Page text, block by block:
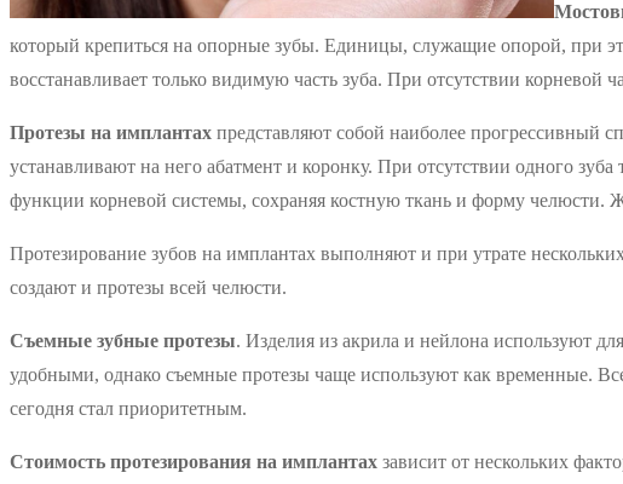
который крепиться на опорные зубы. Единицы, служащие опорой, при
восстанавливает только видимую часть зуба. При отсутствии корневой
Протезы на имплантах представляют собой наиболее прогрессивный
устанавливают на него абатмент и коронку. При отсутствии одного
функции корневой системы, сохраняя костную ткань и форму
Протезирование зубов на имплантах выполняют и при утрате
создают и протезы всей челюсти.
Съемные зубные протезы. Изделия из акрила и нейлона используют
удобными, однако съемные протезы чаще используют как временные.
сегодня стал приоритетным.
Стоимость протезирования на имплантах зависит от нескольких